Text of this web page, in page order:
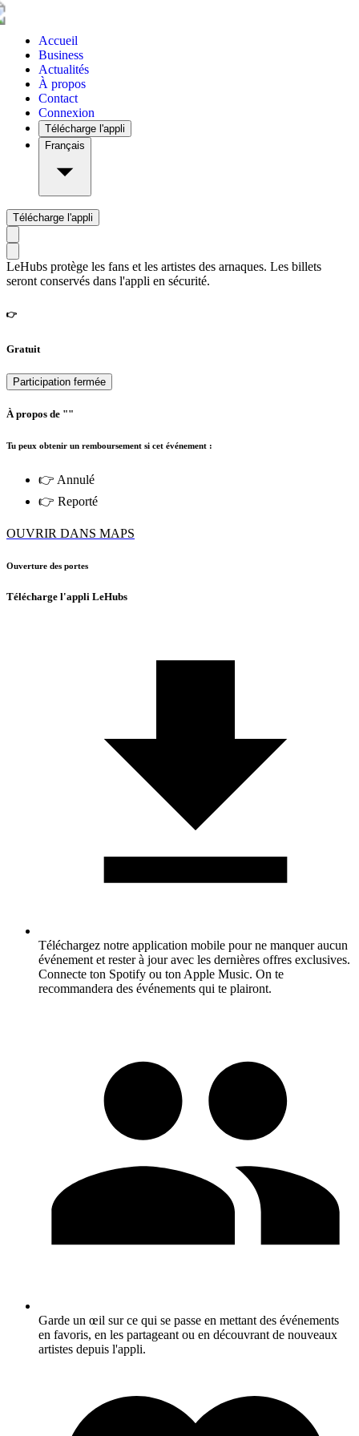
Accueil
Business
Actualités
À propos
Contact
Connexion
Télécharge l'appli
Français
Télécharge l'appli
LeHubs protège les fans et les artistes des arnaques. Les billets
seront conservés dans l'appli en sécurité.
👉
Gratuit
Participation fermée
À propos de ""
Tu peux obtenir un remboursement si cet événement :
👉 Annulé
👉 Reporté
OUVRIR DANS MAPS
Ouverture des portes
Télécharge l'appli LeHubs
Téléchargez notre application mobile pour ne manquer aucun
événement et rester à jour avec les dernières offres exclusives.
Connecte ton Spotify ou ton Apple Music. On te
recommandera des événements qui te plairont.
Garde un œil sur ce qui se passe en mettant des événements
en favoris, en les partageant ou en découvrant de nouveaux
artistes depuis l'appli.